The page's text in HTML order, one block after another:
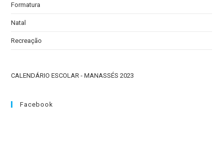
Formatura
Natal
Recreação
CALENDÁRIO ESCOLAR - MANASSÉS 2023
Facebook